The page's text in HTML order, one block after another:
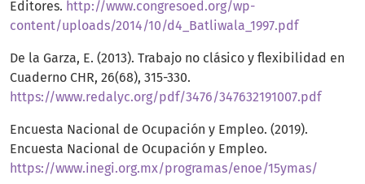
Editores. http://www.congresoed.org/wp-
content/uploads/2014/10/d4_Batliwala_1997.pdf
De la Garza, E. (2013). Trabajo no clásico y flexibilidad en
Cuaderno CHR, 26(68), 315-330.
https://www.redalyc.org/pdf/3476/347632191007.pdf
Encuesta Nacional de Ocupación y Empleo. (2019).
Encuesta Nacional de Ocupación y Empleo.
https://www.inegi.org.mx/programas/enoe/15ymas/